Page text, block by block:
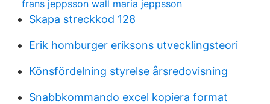
frans jeppsson wall maria jeppsson
Skapa streckkod 128
Erik homburger eriksons utvecklingsteori
Könsfördelning styrelse årsredovisning
Snabbkommando excel kopiera format